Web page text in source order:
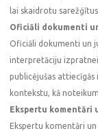
lai skaidrotu
Oficiāli dokumenti
Oficiāli dokumenti un
interpretāciju
publicējušas attiecīgās
kontekstu, kā
Ekspertu komentāri
Ekspertu komentāri